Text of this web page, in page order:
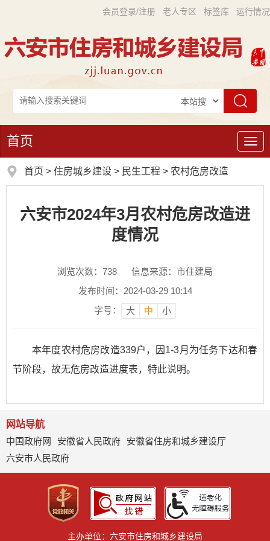
会员登录/注册 老人专区 标签库 运行情况
导
航
首页
首页 > 住房城乡建设 > 民生工程 > 农村危房改造
六安市2024年3月农村危房改造进
度情况
浏览次数： 738
信息来源：市住建局
发布时间：2024-03-29 10:14
字号：
大 中 小
本年度农村危房改造339户，因1-3月为任务下达和春
节阶段，故无危房改造进度表，特此说明。
网站导航
中国政府网
安徽省人民政府
安徽省住房和城乡建设厅
六安市人民政府
主办单位：六安市住房和城乡建设局